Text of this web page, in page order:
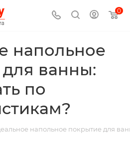
0
напольное
ванны:
по
напольное покрытие для